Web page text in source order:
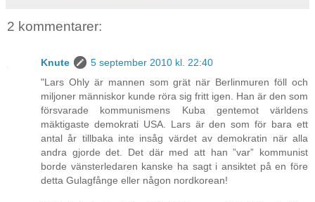
2 kommentarer:
Knute
5 september 2010 kl. 22:40
"Lars Ohly är mannen som grät när Berlinmuren föll och
miljoner människor kunde röra sig fritt igen. Han är den som
försvarade kommunismens Kuba gentemot världens
mäktigaste demokrati USA. Lars är den som för bara ett
antal år tillbaka inte insåg värdet av demokratin när alla
andra gjorde det. Det där med att han ”var” kommunist
borde vänsterledaren kanske ha sagt i ansiktet på en före
detta Gulagfånge eller någon nordkorean!